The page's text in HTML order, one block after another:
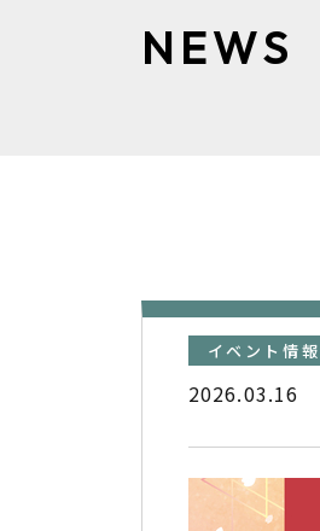
NEWS
イベント情報
2026.03.16